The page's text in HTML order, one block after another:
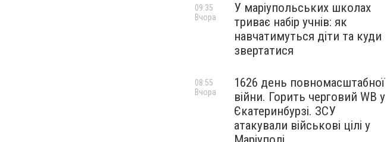
У маріупольських школах
триває набір учнів: як
навчатимуться діти та куди
звертатися
09:35
Вчора
1626 день повномасштабної
війни. Горить черговий WB у
Єкатеринбурзі. ЗСУ
атакували військові цілі у
08:55
Вчора